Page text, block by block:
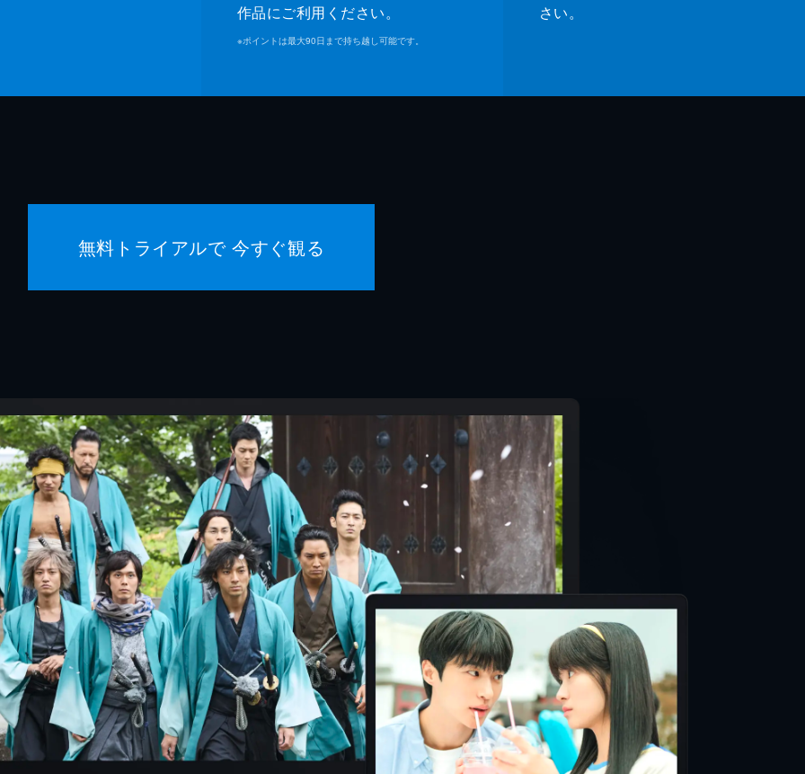
作品にご利用ください。
※ポイントは最大90日まで持ち越し可能です。
さい。
無料トライアルで 今すぐ観る